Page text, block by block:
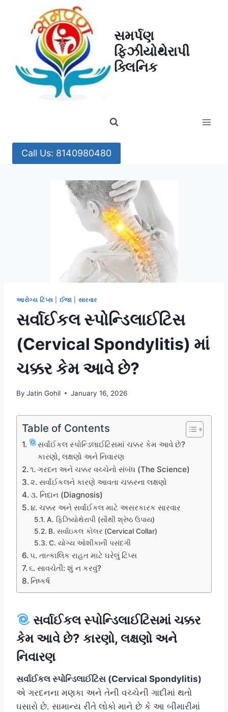
સમર્પણ
ફિઝીયોથેરાપી
ક્લિનિક
Call Us: 8140980480
આરોગ્ય ટિપ્સ ઈજા સારવાર
સર્વાઈકલ સ્પોન્ડિલાઈટિસ
(Cervical Spondylitis) માં
ચક્કર કેમ આવે છે?
By Jatin Gohil January 16, 2026
Table of Contents
સર્વાઈકલ સ્પોન્ડિલાઈટિસમાં ચક્કર કેમ આવે છે?
કારણો, લક્ષણો અને નિવારણ
૧. ગરદન અને ચક્કર વચ્ચેનો સંબંધ (The Science)
૨. સર્વાઈકલને કારણે આવતા ચક્કરના લક્ષણો
૩. નિદાન (Diagnosis)
૪. ચક્કર અને સર્વાઈકલ માટે અસરકારક સારવાર
A. ફિઝિયોથેરાપી (સૌથી શ્રેષ્ઠ ઉપાય)
B. સર્વાઇકલ કોલર (Cervical Collar)
C. યોગ્ય ઓશીકાની પસંદગી
૫. તાત્કાલિક રાહત માટે ઘરેલું ટિપ્સ
૬. સાવચેતી: શું ન કરવું?
નિષ્કર્ષ
સર્વાઈકલ સ્પોન્ડિલાઈટિસમાં ચક્કર
કેમ આવે છે? કારણો, લક્ષણો અને
નિવારણ
સર્વાઈકલ સ્પોન્ડિલાઈટિસ (Cervical Spondylitis)
એ ગરદનના મણકા અને તેની વચ્ચેની ગાદીમાં થતો
ઘસારો છે. સામાન્ય રીતે લોકો માને છે કે આ બીમારીમાં